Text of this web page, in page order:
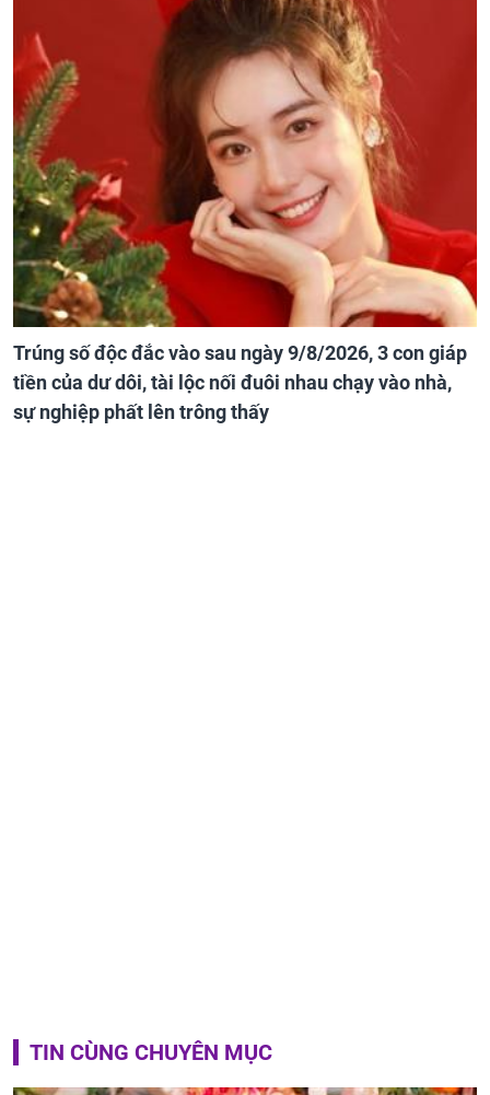
Trúng số độc đắc vào sau ngày 9/8/2026, 3 con giáp
tiền của dư dôi, tài lộc nối đuôi nhau chạy vào nhà,
sự nghiệp phất lên trông thấy
TIN CÙNG CHUYÊN MỤC